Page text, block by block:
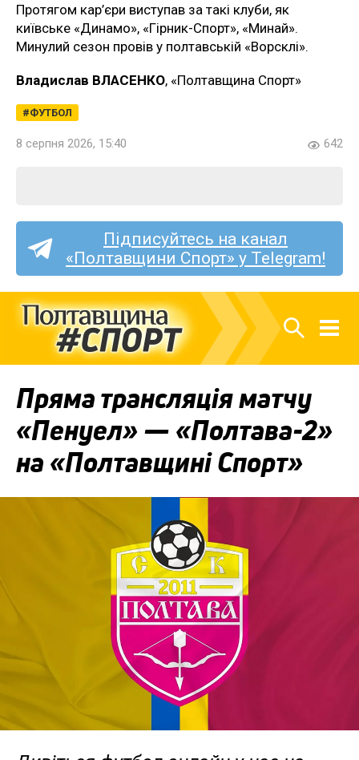
Протягом кар’єри виступав за такі клуби, як
київське «Динамо», «Гірник-Спорт», «Минай».
Минулий сезон провів у полтавській «Ворсклі».
Владислав ВЛАСЕНКО, «Полтавщина Спорт»
ФУТБОЛ
8 серпня 2026, 15:40 642
Підписуйтесь на канал
«Полтавщини Спорт» у Telegram!
Пряма трансляція матчу
«Пенуел» — «Полтава-2»
на «Полтавщині Спорт»